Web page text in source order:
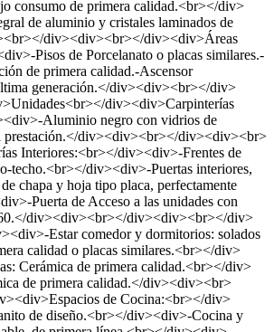
consumo de primera calidad.<br></div>
de aluminio y cristales laminados de
div><div><br></div><div>Áreas
Pisos de Porcelanato o placas similares.-
de primera calidad.-Ascensor
generación.</div><div><br></div>
div><div>Carpinterías
Aluminio negro con vidrios de
prestación.</div><div><br></div><div><br>
Interiores:<br></div><div>-Frentes de
techo.<br></div><div>-Puertas interiores,
chapa y hoja tipo placa, perfectamente
Puerta de Acceso a las unidades con
div><div><br></div><div><br></div>
Estar comedor y dormitorios: solados
calidad o placas similares.<br></div>
Cerámica de primera calidad.<br></div>
de primera calidad.</div><div><br>
de Cocina:<br></div>
de diseño.<br></div><div>-Cocina y